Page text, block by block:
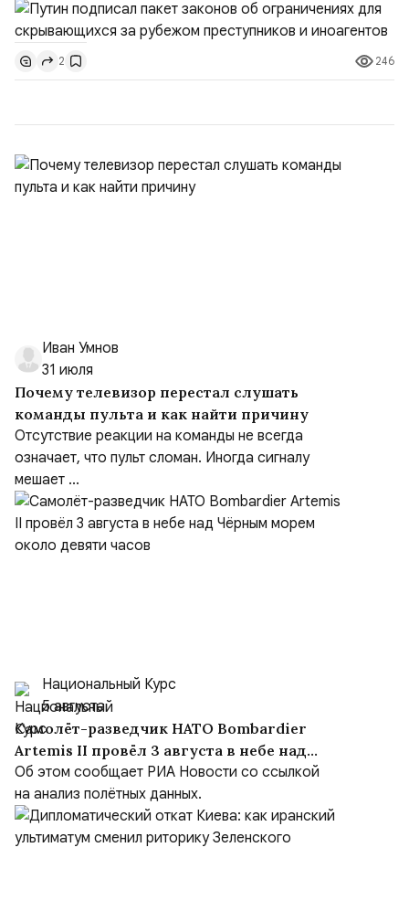
водительских прав;Запрет регистрации транспортных
средств и на заключение сделок по
доверенности;Отказ в заключении кредитного
договора, предоставлении государственных и
2 246
Иван Умнов
31 июля
Почему телевизор перестал слушать
команды пульта и как найти причину
Отсутствие реакции на команды не всегда
означает, что пульт сломан. Иногда сигналу
мешает ...
Национальный Курс
5 августа
Самолёт-разведчик НАТО Bombardier
Artemis II провёл 3 августа в небе над
Чёрным морем около девяти часов
Об этом сообщает РИА Новости со ссылкой
на анализ полётных данных.